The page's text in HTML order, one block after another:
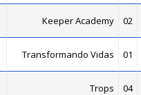
Keeper Academy 02
Transformando Vidas 01
Trops 04